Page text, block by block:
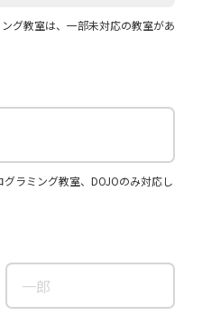
グ教室は、一部未対応の教室があ
ラミング教室、DOJOのみ対応し